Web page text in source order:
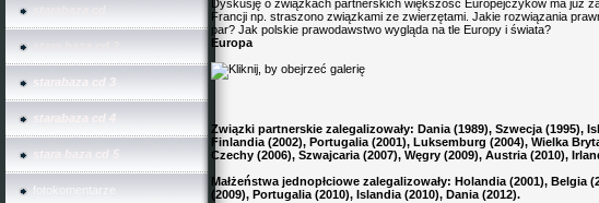
starabaza cd 3
starabaza cd 4
stara baza cd 5
fotokomentarze
Dyskusję o związkach partnerskich większość Europejczyków ma już
Francji np. straszono związkami ze zwierzętami. Jakie rozwiązania
par? Jak polskie prawodawstwo wygląda na tle Europy i świata?
Europa
Związki partnerskie zalegalizowały: Dania (1989), Szwecja (1995),
Finlandia (2002), Portugalia (2001), Luksemburg (2004), Wielka
Czechy (2006), Szwajcaria (2007), Węgry (2009), Austria (2010),
Małżeństwa jednopłciowe zalegalizowały: Holandia (2001), Belgia
(2009), Portugalia (2010), Islandia (2010), Dania (2012).